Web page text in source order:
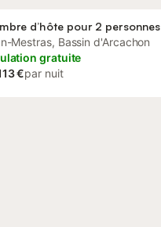
d’hôte pour 2 personnes
Mestras, Bassin d'Arcachon
gratuite
€par nuit